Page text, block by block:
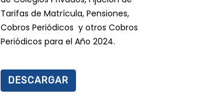
Tarifas de Matrícula, Pensiones,
Cobros Periódicos y otros Cobros
Periódicos para el Año 2024.
DESCARGAR